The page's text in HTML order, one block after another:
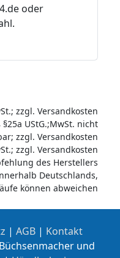
oder
zzgl. Versandkosten
UStG.;MwSt. nicht
zzgl. Versandkosten
zzgl. Versandkosten
des Herstellers
Deutschlands,
können abweichen
| AGB | Kontakt
und